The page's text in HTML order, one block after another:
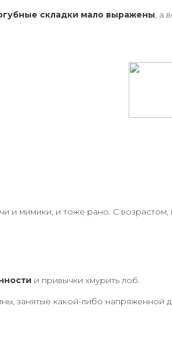
складки мало выражены, а
и мимики, и тоже рано. С возрастом,
и привычки хмурить лоб.
занятые какой-либо напряженной